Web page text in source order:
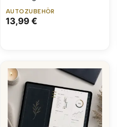
AUTOZUBEHÖR
13,99 €